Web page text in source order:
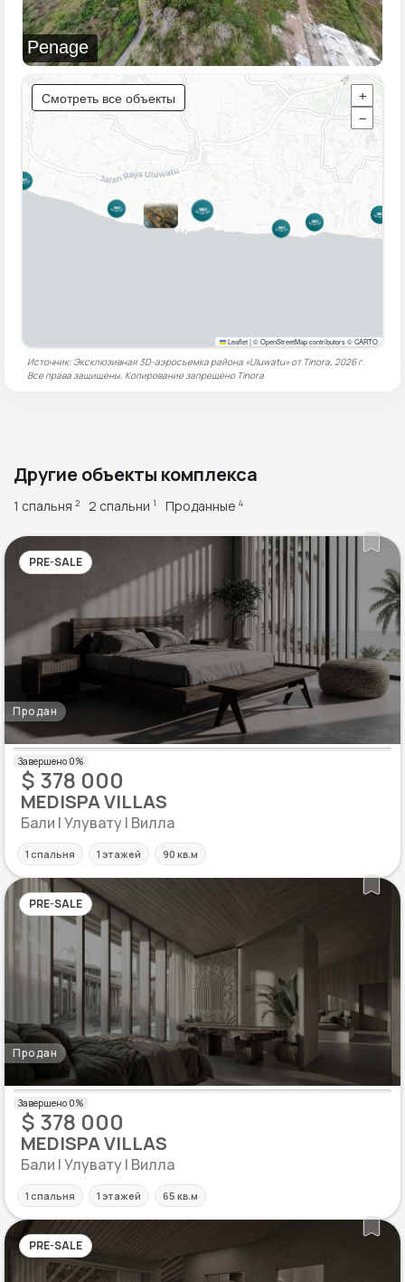
Penage
Смотреть все объекты
+
−
Leaflet|© OpenStreetMap contributors © CARTO
Источник: Эксклюзивная 3D-аэросъемка района «Uluwatu» от Tinora, 2026 г.
Все права защищены. Копирование запрещено Tinora
Другие объекты комплекса
1 спальня 2 2 спальни 1 Проданные 4
PRE-SALE
Продан
$ 378 000
MEDISPA VILLAS
Бали | Улувату | Вилла
1 спальня 1 этажей 90 кв.м
PRE-SALE
Продан
$ 378 000
MEDISPA VILLAS
Бали | Улувату | Вилла
1 спальня 1 этажей 65 кв.м
PRE-SALE